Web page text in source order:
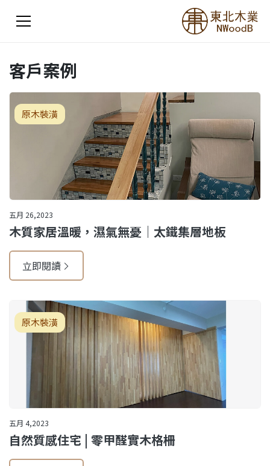
客戶案例
原木裝潢
五月 26,2023
木質家居溫暖，濕氣無憂｜太鐵集層地板
立即閱讀
原木裝潢
五月 4,2023
自然質感住宅 | 零甲醛實木格柵